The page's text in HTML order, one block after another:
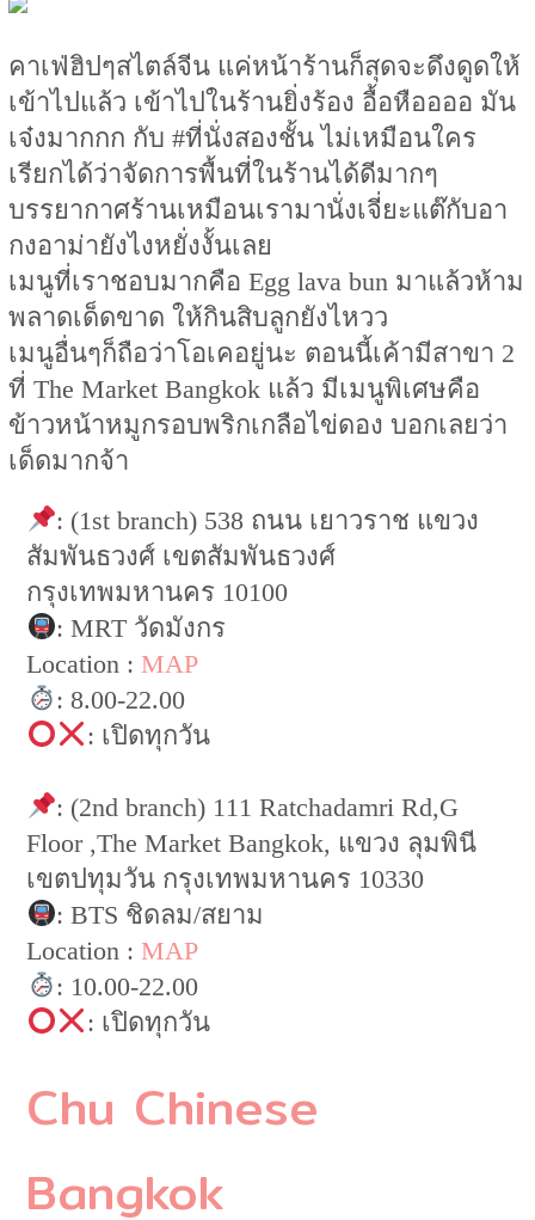
คาเฟ่ฮิปๆสไตล์จีน แค่หน้าร้านก็สุดจะดึงดูดให้
เข้าไปแล้ว เข้าไปในร้านยิ่งร้อง อื้อหืออออ มัน
เจ๋งมากกก กับ #ที่นั่งสองชั้น ไม่เหมือนใคร
เรียกได้ว่าจัดการพื้นที่ในร้านได้ดีมากๆ
บรรยากาศร้านเหมือนเรามานั่งเจี่ยะแต๊กับอา
กงอาม่ายังไงหยั่งงั้นเลย
เมนูที่เราชอบมากคือ Egg lava bun มาแล้วห้าม
พลาดเด็ดขาด ให้กินสิบลูกยังไหวว
เมนูอื่นๆก็ถือว่าโอเคอยู่นะ ตอนนี้เค้ามีสาขา 2
ที่ The Market Bangkok แล้ว มีเมนูพิเศษคือ
ข้าวหน้าหมูกรอบพริกเกลือไข่ดอง บอกเลยว่า
เด็ดมากจ้า
: (1st branch) 538 ถนน เยาวราช แขวง
สัมพันธวงศ์ เขตสัมพันธวงศ์
กรุงเทพมหานคร 10100
: MRT วัดมังกร
Location :MAP
: 8.00-22.00
: เปิดทุกวัน
: (2nd branch) 111 Ratchadamri Rd,G
Floor ,The Market Bangkok, แขวง ลุมพินี
เขตปทุมวัน กรุงเทพมหานคร 10330
: BTS ชิดลม/สยาม
Location :MAP
: 10.00-22.00
: เปิดทุกวัน
Chu Chinese
Bangkok